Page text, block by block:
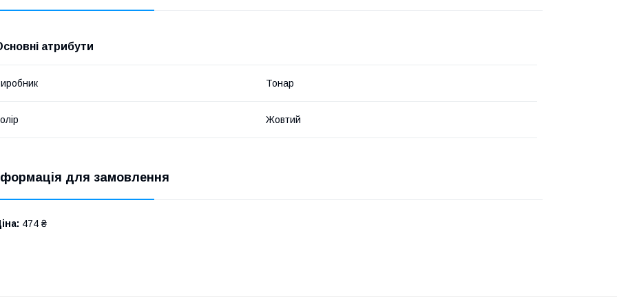
атрибути
Тонар
Жовтий
для замовлення
474 ₴